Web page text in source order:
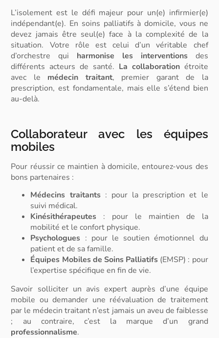
L’isolement est le défi majeur pour un(e) infirmier(e)
indépendant(e). En soins palliatifs à domicile, vous ne
devez jamais être seul(e) face à la complexité de la
situation. Votre rôle est celui d’un véritable chef
d’orchestre qui harmonise les interventionsdes
différents acteurs de santé. La collaborationétroite
avec le médecin traitant, premier garant de la
prescription, est fondamentale, mais elle s’étend bien
au-delà.
Collaborateur avec les équipes
mobiles
Pour réussir ce maintien à domicile, entourez-vous des
bons partenaires :
Médecins traitants: pour la prescription et le
suivi médical.
Kinésithérapeutes : pour le maintien de la
mobilité et le confort physique.
Psychologues : pour le soutien émotionnel du
patient et de sa famille.
Équipes Mobiles de Soins Palliatifs (EMSP) : pour
l’expertise spécifique en fin de vie.
Savoir solliciter un avis expert auprès d’une équipe
mobile ou demander une réévaluation de traitement
par le médecin traitant n’est jamais un aveu de faiblesse
; au contraire, c’est la marque d’un grand
professionnalisme.